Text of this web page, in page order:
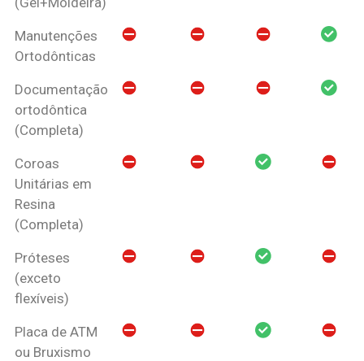
Manutenções
Ortodônticas
Documentação
ortodôntica
(Completa)
Coroas
Unitárias em
Resina
(Completa)
Próteses
(exceto
flexíveis)
Placa de ATM
ou Bruxismo